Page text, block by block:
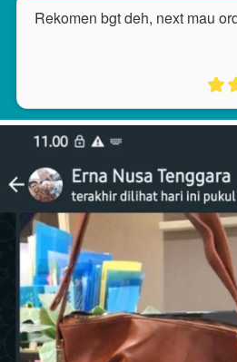
Rekomen bgt deh, next mau